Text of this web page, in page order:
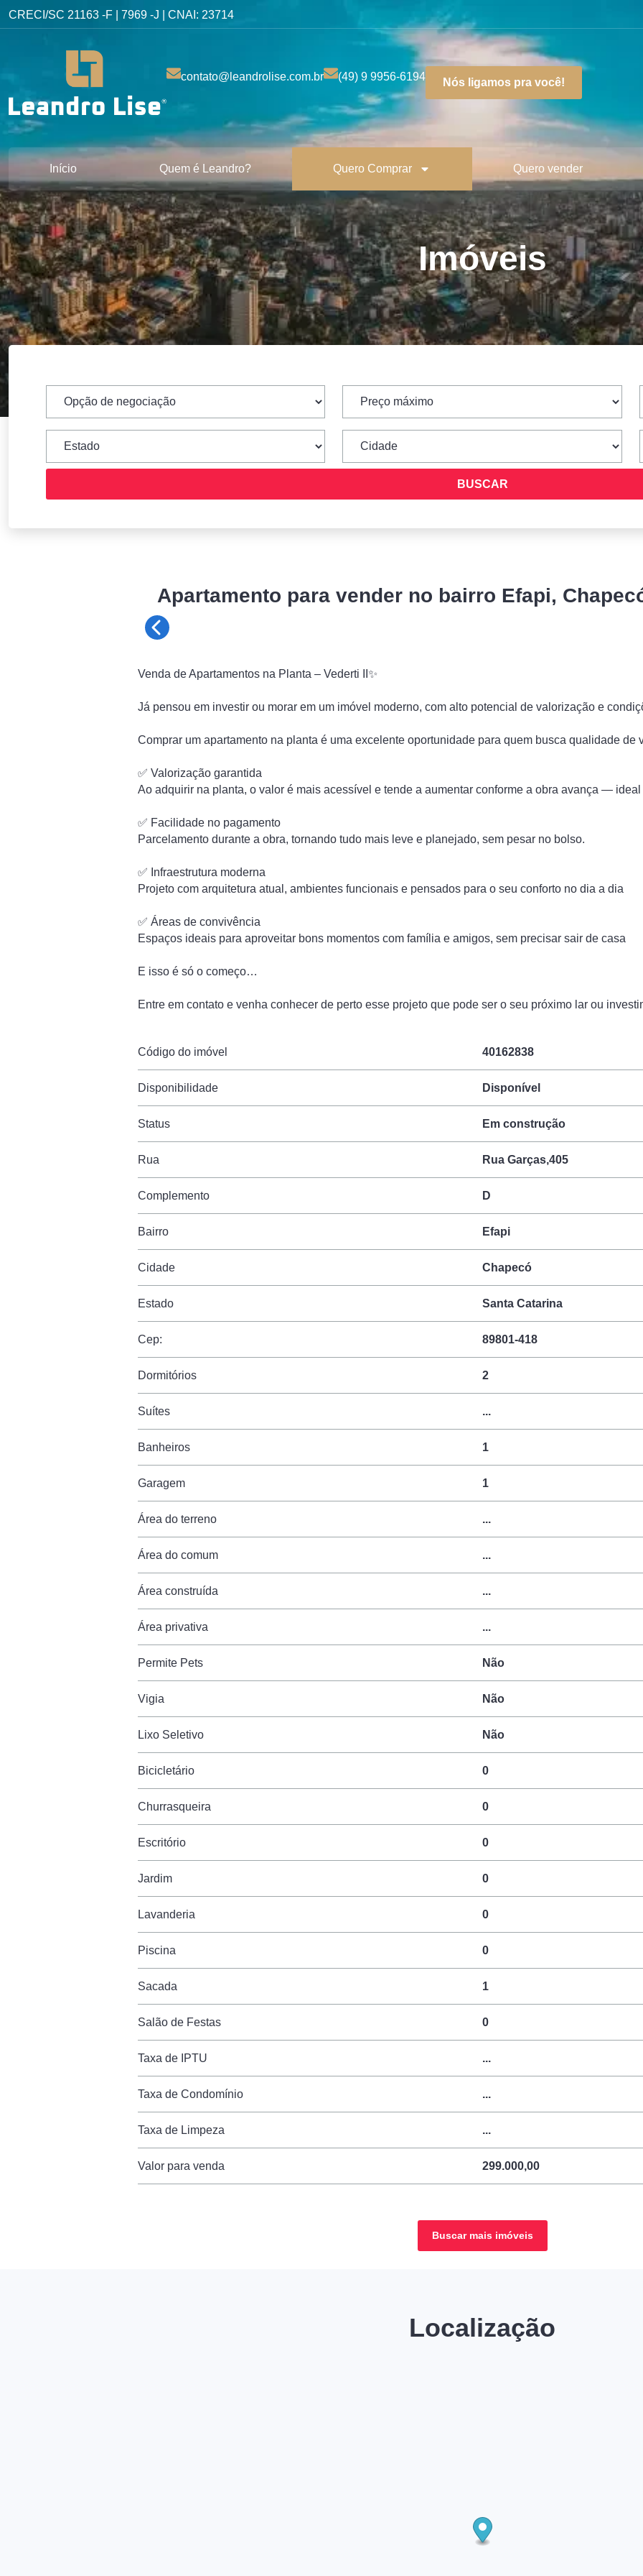
CRECI/SC 21163 -F | 7969 -J | CNAI: 23714
contato@leandrolise.com.br (49) 9 9956-6194 Nós ligamos pra você!
Início Quem é Leandro? Quero Comprar Quero vender
Imóveis
Apartamento para vender no bairro Efapi,
Venda de Apartamentos na Planta – Vederti II✨
Já pensou em investir ou morar em um imóvel moderno, com alto potencial de valorização e
Comprar um apartamento na planta é uma excelente oportunidade para quem busca qualidade de
✅ Valorização garantida
Ao adquirir na planta, o valor é mais acessível e tende a aumentar conforme a obra avança —
✅ Facilidade no pagamento
Parcelamento durante a obra, tornando tudo mais leve e planejado, sem pesar no bolso.
✅ Infraestrutura moderna
Projeto com arquitetura atual, ambientes funcionais e pensados para o seu conforto no dia a dia
✅ Áreas de convivência
Espaços ideais para aproveitar bons momentos com família e amigos, sem precisar sair de casa
E isso é só o começo…
Entre em contato e venha conhecer de perto esse projeto que pode ser o seu próximo lar ou
Código do imóvel 40162838
Disponibilidade Disponível
Status Em construção
Rua Rua Garças,405
Complemento D
Bairro Efapi
Cidade Chapecó
Estado Santa Catarina
Cep: 89801-418
Dormitórios 2
Suítes ...
Banheiros 1
Garagem 1
Área do terreno ...
Área do comum ...
Área construída ...
Área privativa ...
Permite Pets Não
Vigia Não
Lixo Seletivo Não
Bicicletário 0
Churrasqueira 0
Escritório 0
Jardim 0
Lavanderia 0
Piscina 0
Sacada 1
Salão de Festas 0
Taxa de IPTU ...
Taxa de Condomínio ...
Taxa de Limpeza ...
Valor para venda 299.000,00
Buscar mais imóveis
Localização